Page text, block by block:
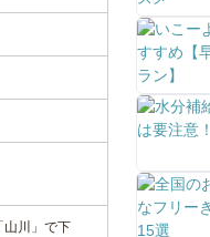
山川」で下